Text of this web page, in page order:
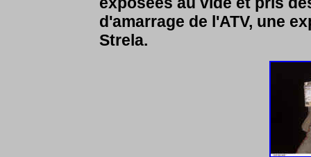
d'amarrage de l'ATV, une
Strela.